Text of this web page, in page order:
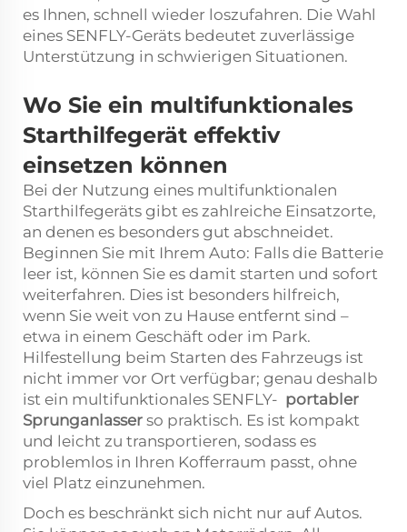
es Ihnen, schnell wieder loszufahren. Die Wahl
eines SENFLY-Geräts bedeutet zuverlässige
Unterstützung in schwierigen Situationen.
Wo Sie ein multifunktionales
Starthilfegerät effektiv
einsetzen können
Bei der Nutzung eines multifunktionalen
Starthilfegeräts gibt es zahlreiche Einsatzorte,
an denen es besonders gut abschneidet.
Beginnen Sie mit Ihrem Auto: Falls die Batterie
leer ist, können Sie es damit starten und sofort
weiterfahren. Dies ist besonders hilfreich,
wenn Sie weit von zu Hause entfernt sind –
etwa in einem Geschäft oder im Park.
Hilfestellung beim Starten des Fahrzeugs ist
nicht immer vor Ort verfügbar; genau deshalb
ist ein multifunktionales SENFLY- portabler
Sprunganlasser so praktisch. Es ist kompakt
und leicht zu transportieren, sodass es
problemlos in Ihren Kofferraum passt, ohne
viel Platz einzunehmen.
Doch es beschränkt sich nicht nur auf Autos.